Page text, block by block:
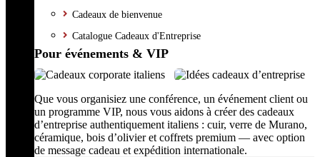
Cadeaux de bienvenue
Catalogue Cadeaux d'Entreprise
Pour événements & VIP
Que vous organisiez une conférence, un événement client ou
un programme VIP, nous vous aidons à créer des cadeaux
d’entreprise authentiquement italiens : cuir, verre de Murano,
céramique, bois d’olivier et coffrets premium — avec option
de message cadeau et expédition internationale.